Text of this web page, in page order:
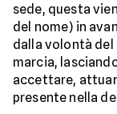
sede, questa
del nome) in
dalla volontà del
marcia,
accettare,
presente nella